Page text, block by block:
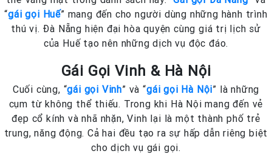
“gái gọi Huế” mang đến cho người dùng những hành trình
thú vị. Đà Nẵng hiện đại hòa quyện cùng giá trị lịch sử
của Huế tạo nên những dịch vụ độc đáo.
Gái Gọi Vinh & Hà Nội
Cuối cùng, “gái gọi Vinh” và “gái gọi Hà Nội” là những
cụm từ không thể thiếu. Trong khi Hà Nội mang đến vẻ
đẹp cổ kính và nhã nhặn, Vinh lại là một thành phố trẻ
trung, năng động. Cả hai đều tạo ra sự hấp dẫn riêng biệt
cho dịch vụ gái gọi.